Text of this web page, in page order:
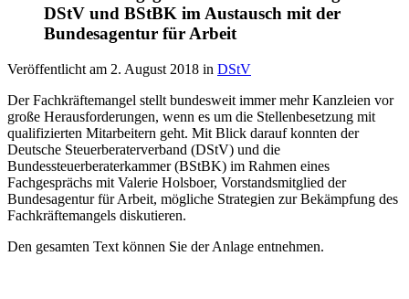
DStV und BStBK im Austausch mit der
Bundesagentur für Arbeit
Veröffentlicht am 2. August 2018 in DStV
Der Fachkräftemangel stellt bundesweit immer mehr Kanzleien vor
große Herausforderungen, wenn es um die Stellenbesetzung mit
qualifizierten Mitarbeitern geht. Mit Blick darauf konnten der
Deutsche Steuerberaterverband (DStV) und die
Bundessteuerberaterkammer (BStBK) im Rahmen eines
Fachgesprächs mit Valerie Holsboer, Vorstandsmitglied der
Bundesagentur für Arbeit, mögliche Strategien zur Bekämpfung des
Fachkräftemangels diskutieren.
Den gesamten Text können Sie der Anlage entnehmen.